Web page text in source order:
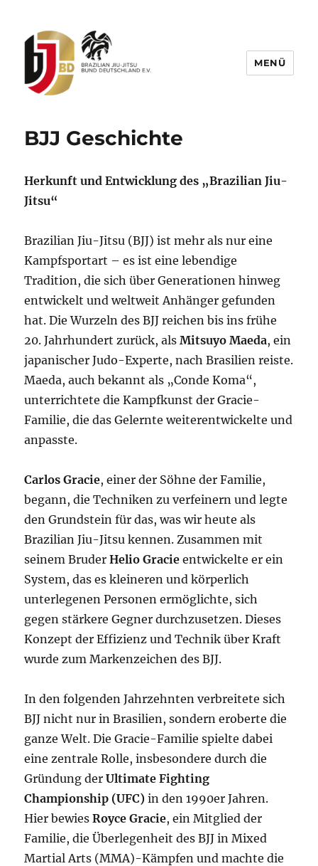
Deutschland e.V.
MENÜ
BJJ Geschichte
Herkunft und Entwicklung des „Brazilian Jiu-
Jitsu“
Brazilian Jiu-Jitsu (BJJ) ist mehr als nur eine
Kampfsportart – es ist eine lebendige
Tradition, die sich über Generationen hinweg
entwickelt und weltweit Anhänger gefunden
hat. Die Wurzeln des BJJ reichen bis ins frühe
20. Jahrhundert zurück, alsMitsuyo Maeda, ein
japanischer Judo-Experte, nach Brasilien reiste.
Maeda, auch bekannt als „Conde Koma“,
unterrichtete die Kampfkunst der Gracie-
Familie, die das Gelernte weiterentwickelte und
anpasste.
Carlos Gracie, einer der Söhne der Familie,
begann, die Techniken zu verfeinern und legte
den Grundstein für das, was wir heute als
Brazilian Jiu-Jitsu kennen. Zusammen mit
seinem BruderHelio Gracie entwickelte er ein
System, das es kleineren und körperlich
unterlegenen Personen ermöglichte, sich
gegen stärkere Gegner durchzusetzen. Dieses
Konzept der Effizienz und Technik über Kraft
wurde zum Markenzeichen des BJJ.
In den folgenden Jahrzehnten verbreitete sich
BJJ nicht nur in Brasilien, sondern eroberte die
ganze Welt. Die Gracie-Familie spielte dabei
eine zentrale Rolle, insbesondere durch die
Gründung derUltimate Fighting
Championship (UFC) in den 1990er Jahren.
Hier bewiesRoyce Gracie, ein Mitglied der
Familie, die Überlegenheit des BJJ in Mixed
Martial Arts (MMA)-Kämpfen und machte die